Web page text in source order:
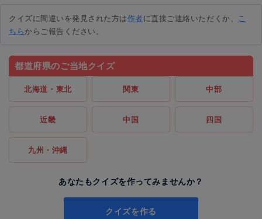
クイズに間違いを発見された方は作者に直接ご連絡いただくか、 こ
ちらからご報告ください。
都道府県のご当地クイズ
北海道・東北 関東 中部
近畿 中国 四国
九州・沖縄
あなたもクイズを作ってみませんか？
クイズを作る